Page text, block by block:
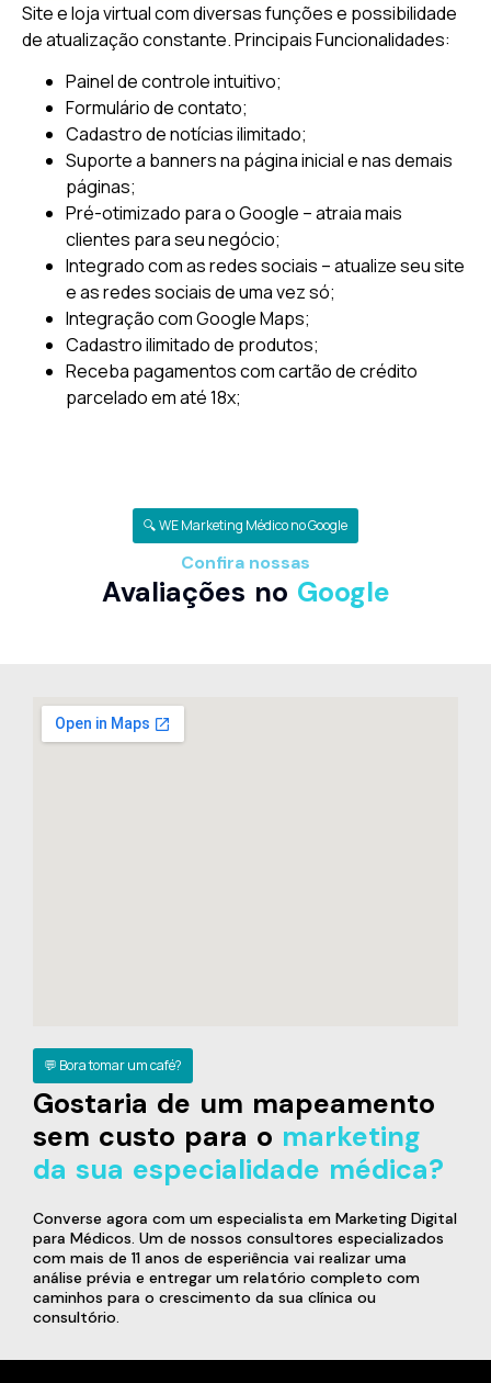
Site e loja virtual com diversas funções e possibilidade
de atualização constante.Principais Funcionalidades:
Painel de controle intuitivo;
Formulário de contato;
Cadastro de notícias ilimitado;
Suporte a banners na página inicial e nas demais
páginas;
Pré-otimizado para o Google – atraia mais
clientes para seu negócio;
Integrado com as redes sociais – atualize seu site
e as redes sociais de uma vez só;
Integração com Google Maps;
Cadastro ilimitado de produtos;
Receba pagamentos com cartão de crédito
parcelado em até 18x;
🔍 WE Marketing Médico no Google
Confira nossas
Avaliações no Google
💬 Bora tomar um café?
Gostaria de um mapeamento
sem custo para o marketing
da sua especialidade médica?
Converse agora com um especialista em Marketing Digital
para Médicos. Um de nossos consultores especializados
com mais de 11 anos de esperiência vai realizar uma
análise prévia e entregar um relatório completo com
caminhos para o crescimento da sua clínica ou
consultório.